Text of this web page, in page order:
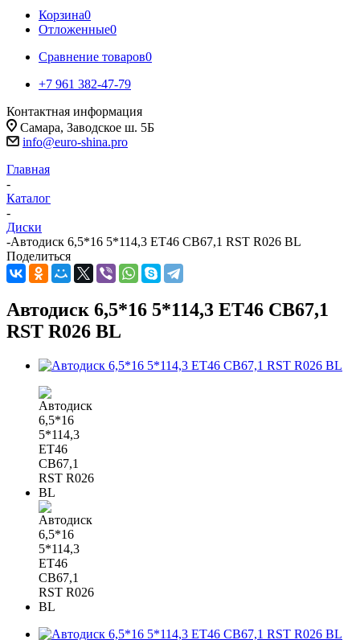
Корзина0
Отложенные0
Сравнение товаров0
+7 961 382-47-79
Контактная информация
Самара, Заводское ш. 5Б
info@euro-shina.pro
Главная
-
Каталог
-
Диски
-Автодиск 6,5*16 5*114,3 ET46 CB67,1 RST R026 BL
Поделиться
Автодиск 6,5*16 5*114,3 ET46 CB67,1
RST R026 BL